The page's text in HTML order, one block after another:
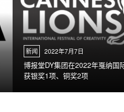
新闻 2022年7月7日
博报堂DY集团在2022年戛纳国
获银奖1项、铜奖2项